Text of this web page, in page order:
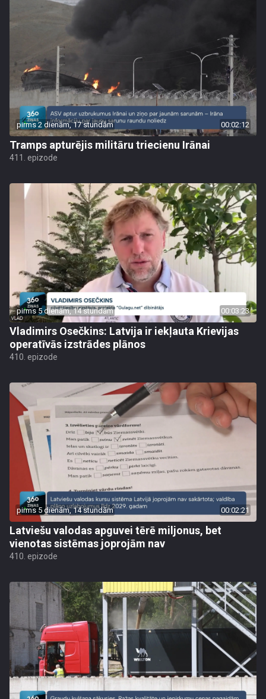
pirms 2 dienām, 17 stundām 00:02:12
Tramps apturējis militāru triecienu Irānai
411. epizode
pirms 5 dienām, 14 stundām 00:03:23
Vladimirs Osečkins: Latvija ir iekļauta Krievijas
operatīvās izstrādes plānos
410. epizode
pirms 5 dienām, 14 stundām 00:02:21
Latviešu valodas apguvei tērē miljonus, bet
vienotas sistēmas joprojām nav
410. epizode